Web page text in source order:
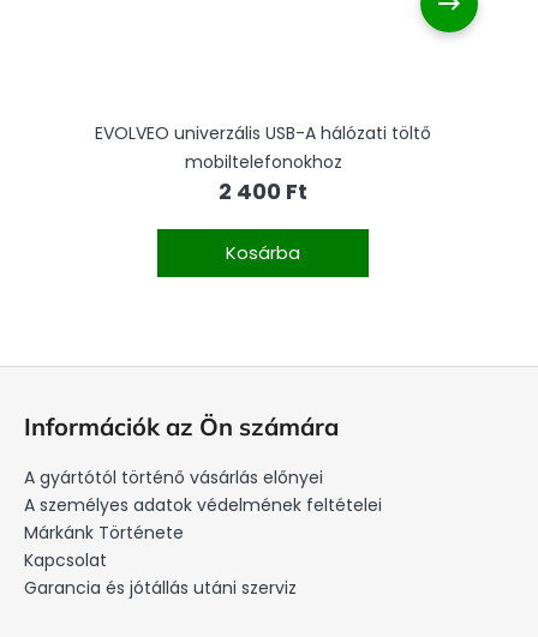
EVOLVEO univerzális USB-A hálózati töltő
mobiltelefonokhoz
2 400 Ft
Kosárba
Információk az Ön számára
A gyártótól történő vásárlás előnyei
A személyes adatok védelmének feltételei
Márkánk Története
Kapcsolat
Garancia és jótállás utáni szerviz